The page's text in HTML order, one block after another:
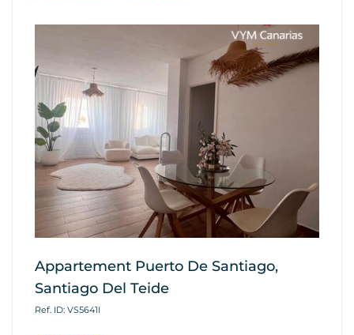
Appartement Puerto De Santiago,
Santiago Del Teide
Ref. ID: VS5641I